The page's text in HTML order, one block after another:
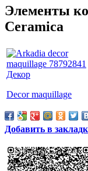
Элементы
Ceramica
Decor maquillage
Добавить в